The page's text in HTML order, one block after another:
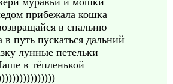
прибежала кошка
в спальню
путь пускаться дальний
лунные петельки
в тёпленькой